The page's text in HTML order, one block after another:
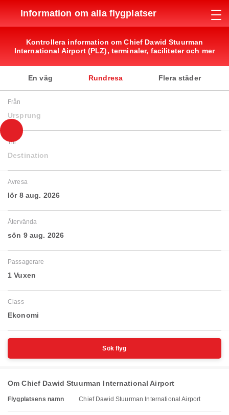
Information om alla flygplatser
Kontrollera information om Chief Dawid Stuurman
International Airport (PLZ), terminaler, faciliteter och mer
En väg Rundresa Flera städer
Från
Ursprung
Till
Destination
Avresa
lör 8 aug. 2026
Återvända
sön 9 aug. 2026
Passagerare
1 Vuxen
Class
Ekonomi
Sök flyg
Om Chief Dawid Stuurman International Airport
Flygplatsens namn Chief Dawid Stuurman International Airport